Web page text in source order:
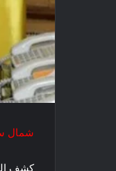
شمال
كشف